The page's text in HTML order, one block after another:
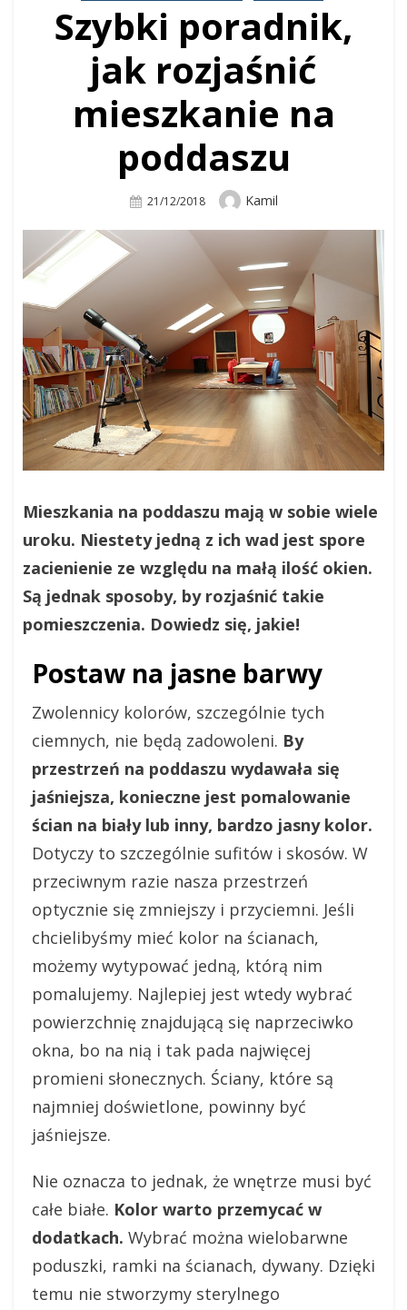
Szybki poradnik,
jak rozjaśnić
mieszkanie na
poddaszu
Posted
21/12/2018 Author
Kamil
Mieszkania na poddaszu mają w sobie wiele
uroku. Niestety jedną z ich wad jest spore
zacienienie ze względu na małą ilość okien.
Są jednak sposoby, by rozjaśnić takie
pomieszczenia. Dowiedz się, jakie!
Postaw na jasne barwy
Zwolennicy kolorów, szczególnie tych
ciemnych, nie będą zadowoleni. By
przestrzeń na poddaszu wydawała się
jaśniejsza, konieczne jest pomalowanie
ścian na biały lub inny, bardzo jasny kolor.
Dotyczy to szczególnie sufitów i skosów. W
przeciwnym razie nasza przestrzeń
optycznie się zmniejszy i przyciemni. Jeśli
chcielibyśmy mieć kolor na ścianach,
możemy wytypować jedną, którą nim
pomalujemy. Najlepiej jest wtedy wybrać
powierzchnię znajdującą się naprzeciwko
okna, bo na nią i tak pada najwięcej
promieni słonecznych. Ściany, które są
najmniej doświetlone, powinny być
jaśniejsze.
Nie oznacza to jednak, że wnętrze musi być
całe białe. Kolor warto przemycać w
dodatkach. Wybrać można wielobarwne
poduszki, ramki na ścianach, dywany. Dzięki
temu nie stworzymy sterylnego